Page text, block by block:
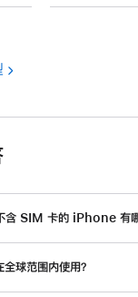
SIM 卡的 iPhone 有哪
球范围内使用？